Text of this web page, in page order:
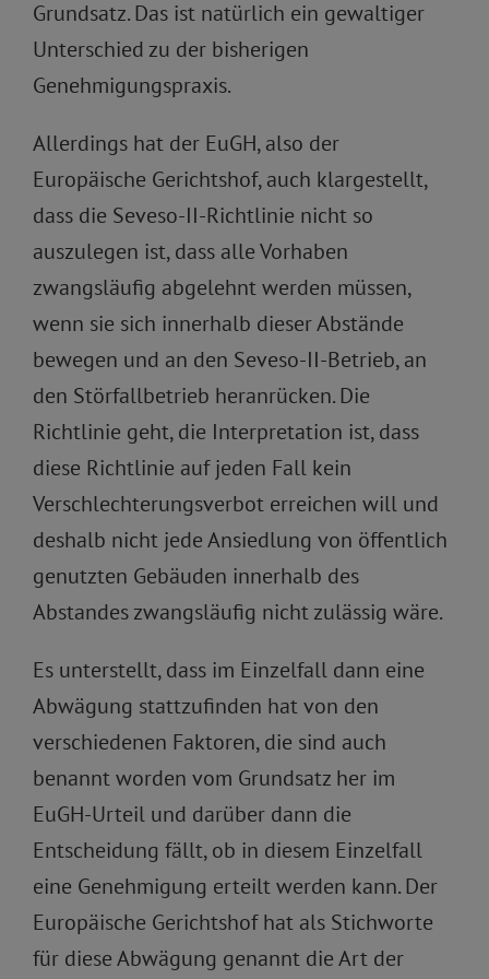
Grundsatz. Das ist natürlich ein gewaltiger
Unterschied zu der bisherigen
Genehmigungspraxis.
Allerdings hat der EuGH, also der
Europäische Gerichtshof, auch klargestellt,
dass die Seveso-II-Richtlinie nicht so
auszulegen ist, dass alle Vorhaben
zwangsläufig abgelehnt werden müssen,
wenn sie sich innerhalb dieser Abstände
bewegen und an den Seveso-II-Betrieb, an
den Störfallbetrieb heranrücken. Die
Richtlinie geht, die Interpretation ist, dass
diese Richtlinie auf jeden Fall kein
Verschlechterungsverbot erreichen will und
deshalb nicht jede Ansiedlung von öffentlich
genutzten Gebäuden innerhalb des
Abstandes zwangsläufig nicht zulässig wäre.
Es unterstellt, dass im Einzelfall dann eine
Abwägung stattzufinden hat von den
verschiedenen Faktoren, die sind auch
benannt worden vom Grundsatz her im
EuGH-Urteil und darüber dann die
Entscheidung fällt, ob in diesem Einzelfall
eine Genehmigung erteilt werden kann. Der
Europäische Gerichtshof hat als Stichworte
für diese Abwägung genannt die Art der